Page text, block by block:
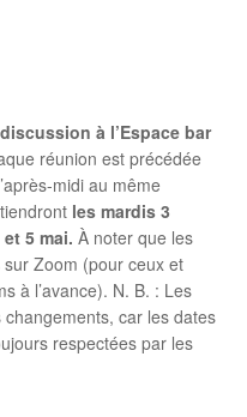
à l’Espace bar
réunion est précédée
midi au même
les mardis 3
5 mai. À noter que les
Zoom (pour ceux et
à l’avance). N. B. : Les
car les dates
respectées par les